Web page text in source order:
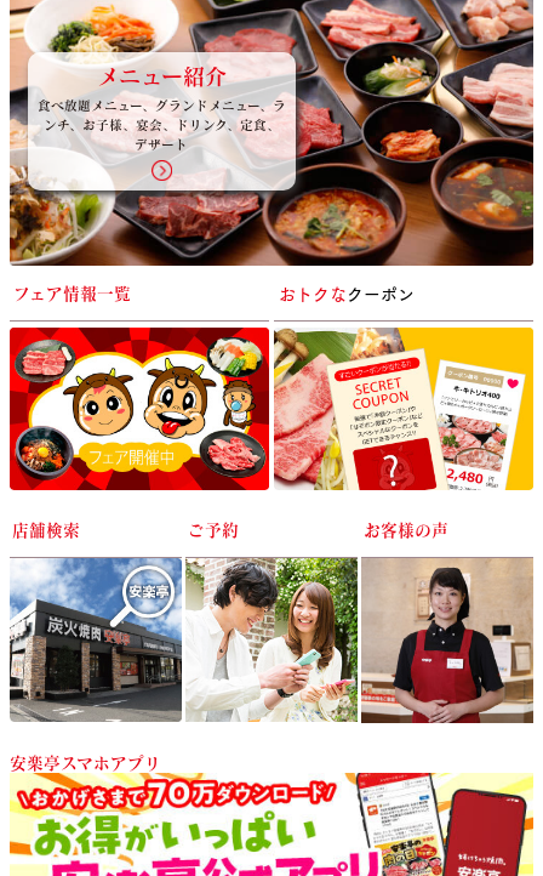
メニュー紹介
食べ放題メニュー、グランドメニュー、ラ
ンチ、お子様、宴会、ドリンク、定食、
デザート
フェア情報一覧 おトクなクーポン
店舗検索 ご予約 お客様の声
安楽亭スマホアプリ